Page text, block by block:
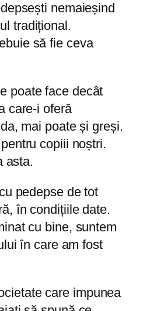
nemaieșind
tradițional.
să fie ceva
poate face decât
care-i oferă
mai poate și greși.
copiii noștri.
asta.
pedepse de tot
în condițiile date.
cu bine, suntem
în care am fost
care impunea